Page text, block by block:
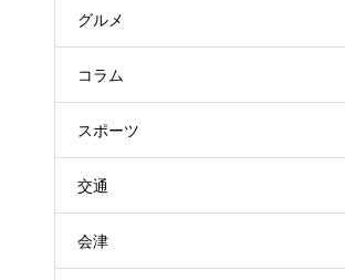
グルメ
コラム
スポーツ
交通
会津